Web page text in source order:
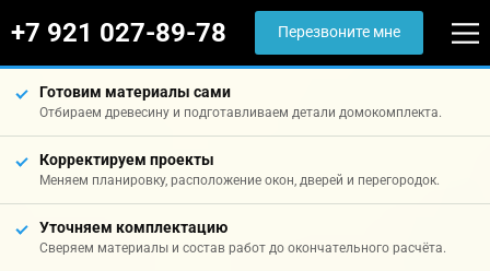
+7 921 027-89-78 Перезвоните мне
Готовим материалы сами
Отбираем древесину и подготавливаем детали домокомплекта.
Корректируем проекты
Меняем планировку, расположение окон, дверей и перегородок.
Уточняем комплектацию
Сверяем материалы и состав работ до окончательного расчёта.